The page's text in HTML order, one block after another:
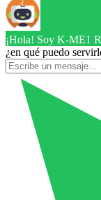
¡Hola! Soy K-ME1
¿en qué puedo